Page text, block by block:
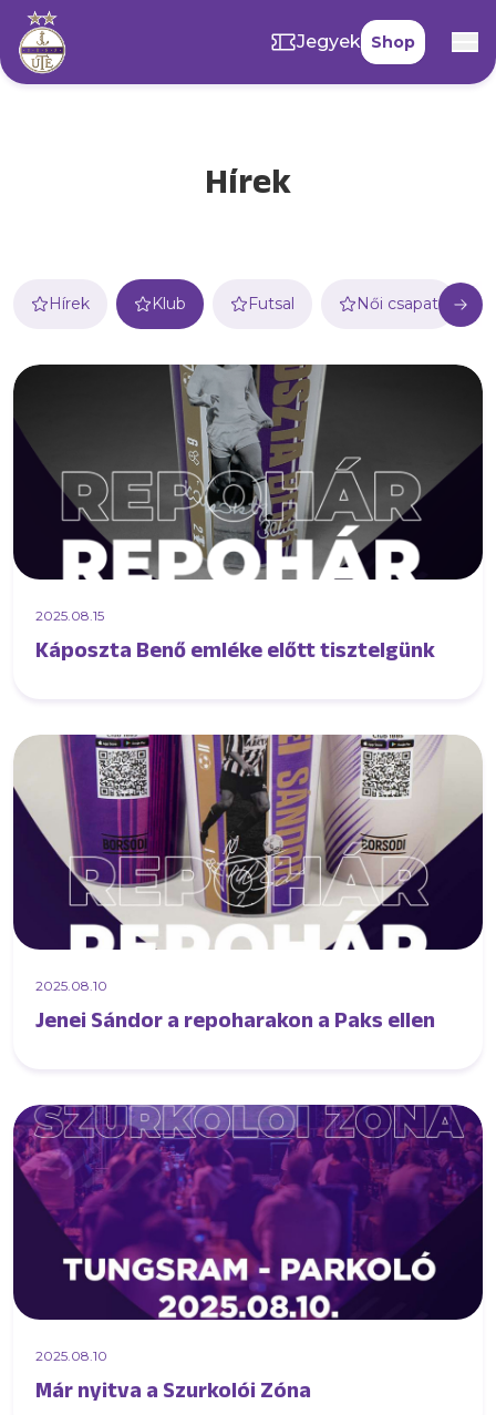
Jegyek Shop
Hírek
Hírek Klub Futsal Női csapat
2025.08.15
Káposzta Benő emléke előtt tisztelgünk
2025.08.10
Jenei Sándor a repoharakon a Paks ellen
2025.08.10
Már nyitva a Szurkolói Zóna